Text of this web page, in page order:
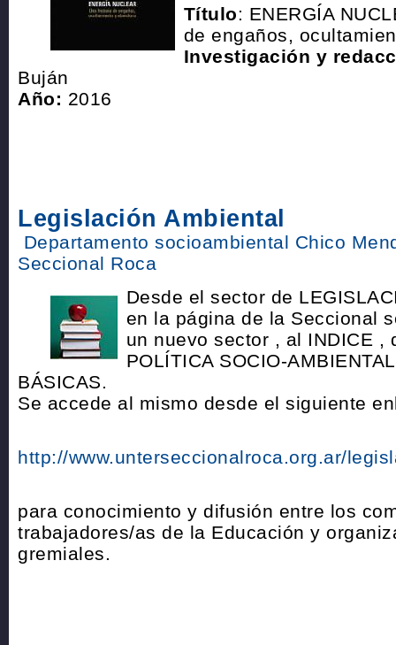
Título: ENERGÍA
de engaños,
Investigación y
Buján
Año: 2016
Legislación Ambiental
Departamento socioambiental Chico
Seccional Roca
Desde el sector de
en la página de la Seccional
un nuevo sector , al INDICE ,
POLÍTICA SOCIO-
BÁSICAS.
Se accede al mismo desde el siguiente
http://www.unterseccionalroca.org.ar/
para conocimiento y difusión entre los
trabajadores/as de la Educación y
gremiales.